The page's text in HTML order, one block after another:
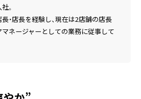
。
・店長を経験し、現在は2店舗の店長
ネージャーとしての業務に従事して